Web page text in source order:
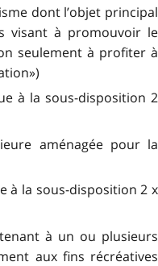
dont l’objet principal
visant à promouvoir le
seulement à profiter à
à la sous-disposition 2
aménagée pour la
à la sous-disposition 2 x
à un ou plusieurs
aux fins récréatives